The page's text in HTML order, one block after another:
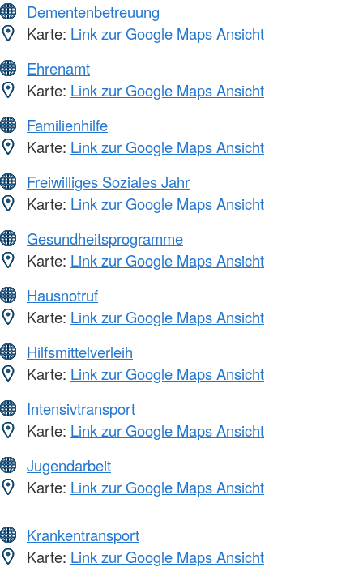
Dementenbetreuung
Karte: Link zur Google Maps Ansicht
Ehrenamt
Karte: Link zur Google Maps Ansicht
Familienhilfe
Karte: Link zur Google Maps Ansicht
Freiwilliges Soziales Jahr
Karte: Link zur Google Maps Ansicht
Gesundheitsprogramme
Karte: Link zur Google Maps Ansicht
Hausnotruf
Karte: Link zur Google Maps Ansicht
Hilfsmittelverleih
Karte: Link zur Google Maps Ansicht
Intensivtransport
Karte: Link zur Google Maps Ansicht
Jugendarbeit
Karte: Link zur Google Maps Ansicht
Krankentransport
Karte: Link zur Google Maps Ansicht